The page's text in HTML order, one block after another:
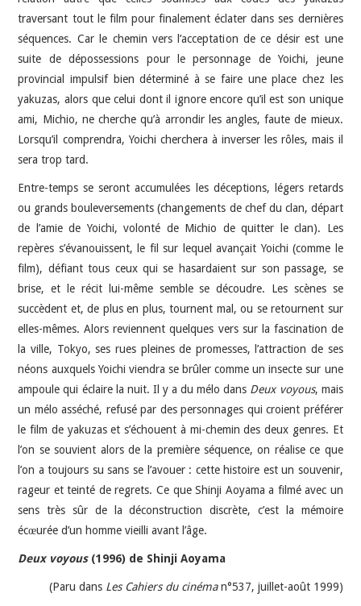
traversant tout le film pour finalement éclater dans ses dernières
séquences. Car le chemin vers l’acceptation de ce désir est une
suite de dépossessions pour le personnage de Yoichi, jeune
provincial impulsif bien déterminé à se faire une place chez les
yakuzas, alors que celui dont il ignore encore qu’il est son unique
ami, Michio, ne cherche qu’à arrondir les angles, faute de mieux.
Lorsqu’il comprendra, Yoichi cherchera à inverser les rôles, mais il
sera trop tard.
Entre-temps se seront accumulées les déceptions, légers retards
ou grands bouleversements (changements de chef du clan, départ
de l’amie de Yoichi, volonté de Michio de quitter le clan). Les
repères s’évanouissent, le fil sur lequel avançait Yoichi (comme le
film), défiant tous ceux qui se hasardaient sur son passage, se
brise, et le récit lui-même semble se découdre. Les scènes se
succèdent et, de plus en plus, tournent mal, ou se retournent sur
elles-mêmes. Alors reviennent quelques vers sur la fascination de
la ville, Tokyo, ses rues pleines de promesses, l’attraction de ses
néons auxquels Yoichi viendra se brûler comme un insecte sur une
ampoule qui éclaire la nuit. Il y a du mélo dans Deux voyous, mais
un mélo asséché, refusé par des personnages qui croient préférer
le film de yakuzas et s’échouent à mi-chemin des deux genres. Et
l’on se souvient alors de la première séquence, on réalise ce que
l’on a toujours su sans se l’avouer : cette histoire est un souvenir,
rageur et teinté de regrets. Ce que Shinji Aoyama a filmé avec un
sens très sûr de la déconstruction discrète, c’est la mémoire
écœurée d’un homme vieilli avant l’âge.
Deux voyous(1996) de Shinji Aoyama
(Paru dans Les Cahiers du cinéman°537, juillet-août 1999)